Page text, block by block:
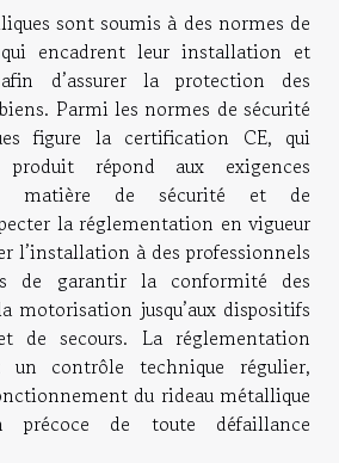
sont soumis à des normes de
encadrent leur installation et
d’assurer la protection des
Parmi les normes de sécurité
figure la certification CE, qui
répond aux exigences
matière de sécurité et de
la réglementation en vigueur
l’installation à des professionnels
de garantir la conformité des
motorisation jusqu’aux dispositifs
de secours. La réglementation
un contrôle technique régulier,
du rideau métallique
de toute défaillance